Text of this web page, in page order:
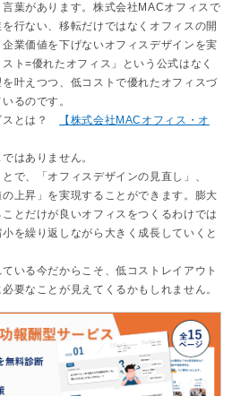
葉があります。株式会社MACオフィスで
行ない、移転だけではなくオフィスの開
業価値を下げないオフィスデザインを実
ト=優れたオフィス」という公式はなく
叶えつつ、低コストで優れたオフィスづ
るのです。
スとは？
【株式会社MACオフィス・オ
はありません。
で、「オフィスデザインの見直し」、
の上昇」を実現することができます。膨大
とだけが良いオフィスをつくるわけでは
を繰り返しながら大きく成長していくと
いる今だからこそ、低コストレイアウト
要なことが見えてくるかもしれません。